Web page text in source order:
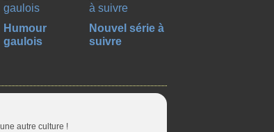
Humour
gaulois
Nouvel série à
suivre
autre culture !